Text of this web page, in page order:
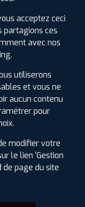
acceptez ceci
partagions ces
avec nos
utiliserons
et vous ne
aucun contenu
pour
modifier votre
le lien 'Gestion
de page du site